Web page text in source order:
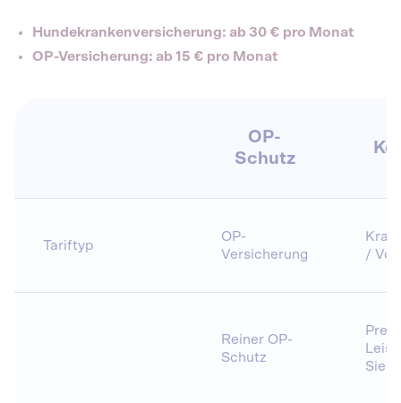
Hundekrankenversicherung: ab 30 € pro Monat
OP-Versicherung: ab 15 € pro Monat
OP-
Schutz
Tariftyp
OP-
Versicherung
/
Reiner OP-
Schutz